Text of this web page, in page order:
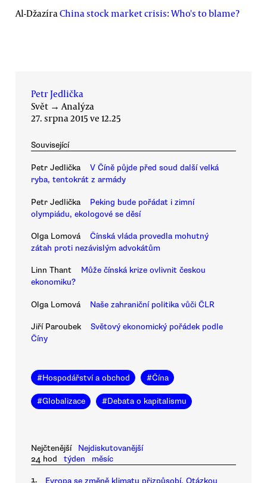
Al-DžazíraChina stock market crisis: Who's to blame?
Petr Jedlička
Svět → Analýza
27. srpna 2015 ve 12.25
Související
Petr Jedlička
V Číně půjde před soud další velká
ryba, tentokrát z armády
Petr Jedlička
Peking bude pořádat i zimní
olympiádu, ekologové se děsí
Olga Lomová
Čínská vláda provedla mohutný
zátah proti nezávislým advokátům
Linn Thant
Může čínská krize ovlivnit českou
ekonomiku?
Olga Lomová Naše zahraniční politika vůči ČLR
Jiří Paroubek
Světový ekonomický pořádek podle
Číny
#Hospodářství a obchod #Čína
#Globalizace #Debata o kapitalismu
Nejčtenější
Nejdiskutovanější
24 hod
týden měsíc
1.